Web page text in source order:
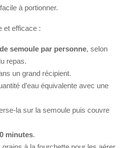
à portionner.
et efficace :
semoule par personne, selon
repas.
un grand récipient.
d’eau équivalente avec une
la sur la semoule puis couvre
minutes.